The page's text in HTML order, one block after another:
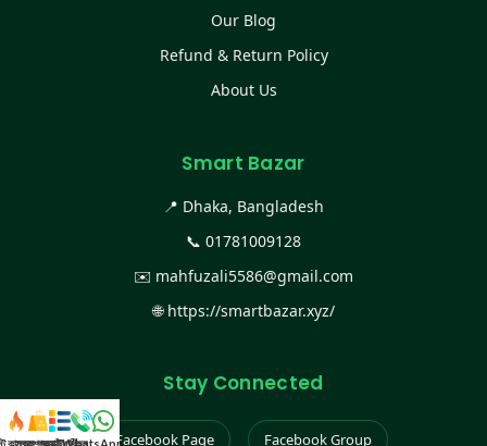
Our Blog
Refund & Return Policy
About Us
Smart Bazar
📍 Dhaka, Bangladesh
📞 01781009128
✉️ mahfuzali5586@gmail.com
🌐 https://smartbazar.xyz/
Stay Connected
Facebook Page Facebook Group